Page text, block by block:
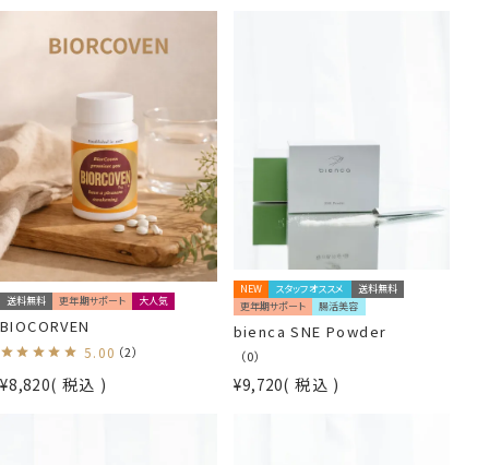
送料無料 更年期サポート 大人気
BIOCORVEN
5.00 （2）
¥8,820 税込
NEW スタッフオススメ
送料無料
更年期サポート
腸活美容
bienca SNE Powder
（0）
¥9,720 税込